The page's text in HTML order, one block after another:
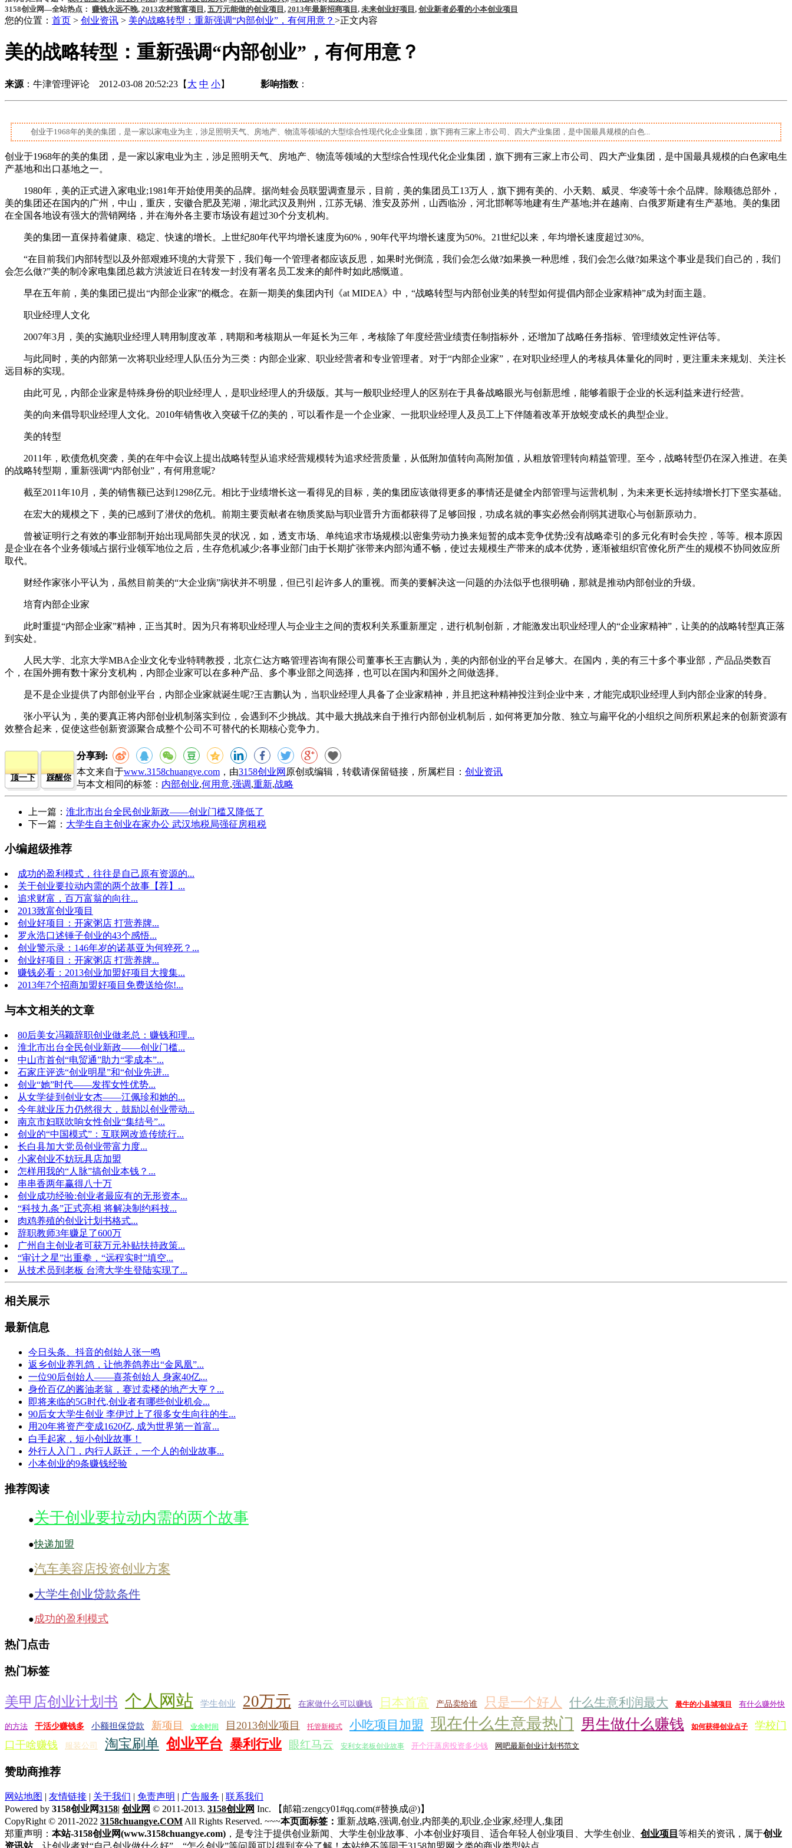
3158创业网—全站热点： 赚钱永远不晚, 2013农村致富项目 , 五万元能做的创业项目 , 2013年最新招商项目 , 未来创业好项目 , 创业新者必看的小本创业项目
您的位置： 首页 > 创业资讯 > 美的战略转型：重新强调“内部创业”，有何用意？ >正文内容
美的战略转型：重新强调“内部创业”，有何用意？
来源 ：牛津管理评论 2012-03-08 20:52:23【 大 中 小】 影响指数 ：
创业于1968年的美的集团，是一家以家电业为主，涉足照明天气、房地产、物流等领域的大型综合性现代化企业集团，旗下拥有三家上市公司、四大产业集团，是中国最具规模的白色...
创业于1968年的美的集团，是一家以家电业为主，涉足照明天气、房地产、物流等领域的大型综合性现代化企业集团，旗下拥有三家上市公司、四大产业集团，是中国最具规模的白色家电生
产基地和出口基地之一。
1980年，美的正式进入家电业;1981年开始使用美的品牌。据尚蛙会员联盟调查显示，目前，美的集团员工13万人，旗下拥有美的、小天鹅、威灵、华凌等十余个品牌。除顺德总部外，
美的集团还在国内的广州，中山，重庆，安徽合肥及芜湖，湖北武汉及荆州，江苏无锡、淮安及苏州，山西临汾，河北邯郸等地建有生产基地;并在越南、白俄罗斯建有生产基地。美的集团
在全国各地设有强大的营销网络，并在海外各主要市场设有超过30个分支机构。
美的集团一直保持着健康、稳定、快速的增长。上世纪80年代平均增长速度为60%，90年代平均增长速度为50%。21世纪以来，年均增长速度超过30%。
“在目前我们内部转型以及外部艰难环境的大背景下，我们每一个管理者都应该反思，如果时光倒流，我们会怎么做?如果换一种思维，我们会怎么做?如果这个事业是我们自己的，我们
会怎么做?”美的制冷家电集团总裁方洪波近日在转发一封没有署名员工发来的邮件时如此感慨道。
早在五年前，美的集团已提出“内部企业家”的概念。在新一期美的集团内刊《at MIDEA》中，“战略转型与内部创业美的转型如何提倡内部企业家精神”成为封面主题。
职业经理人文化
2007年3月，美的实施职业经理人聘用制度改革，聘期和考核期从一年延长为三年，考核除了年度经营业绩责任制指标外，还增加了战略任务指标、管理绩效定性评估等。
与此同时，美的内部第一次将职业经理人队伍分为三类：内部企业家、职业经营者和专业管理者。对于“内部企业家”，在对职业经理人的考核具体量化的同时，更注重未来规划、关注长
远目标的实现。
由此可见，内部企业家是特殊身份的职业经理人，是职业经理人的升级版。其与一般职业经理人的区别在于具备战略眼光与创新思维，能够着眼于企业的长远利益来进行经营。
美的向来倡导职业经理人文化。2010年销售收入突破千亿的美的，可以看作是一个企业家、一批职业经理人及员工上下伴随着改革开放蜕变成长的典型企业。
美的转型
2011年，欧债危机突袭，美的在年中会议上提出战略转型从追求经营规模转为追求经营质量，从低附加值转向高附加值，从粗放管理转向精益管理。至今，战略转型仍在深入推进。在美
的战略转型期，重新强调“内部创业”，有何用意呢?
截至2011年10月，美的销售额已达到1298亿元。相比于业绩增长这一看得见的目标，美的集团应该做得更多的事情还是健全内部管理与运营机制，为未来更长远持续增长打下坚实基础。
在宏大的规模之下，美的已感到了潜伏的危机。前期主要贡献者在物质奖励与职业晋升方面都获得了足够回报，功成名就的事实必然会削弱其进取心与创新原动力。
曾被证明行之有效的事业部制开始出现局部失灵的状况，如，透支市场、单纯追求市场规模;以密集劳动力换来短暂的成本竞争优势;没有战略牵引的多元化有时会失控，等等。根本原因
是企业在各个业务领域占据行业领军地位之后，生存危机减少;各事业部门由于长期扩张带来内部沟通不畅，使过去规模生产带来的成本优势，逐渐被组织官僚化所产生的规模不协同效应所
取代。
财经作家张小平认为，虽然目前美的“大企业病”病状并不明显，但已引起许多人的重视。而美的要解决这一问题的办法似乎也很明确，那就是推动内部创业的升级。
培育内部企业家
此时重提“内部企业家”精神，正当其时。因为只有将职业经理人与企业主之间的责权利关系重新厘定，进行机制创新，才能激发出职业经理人的“企业家精神”，让美的的战略转型真正落
到实处。
人民大学、北京大学MBA企业文化专业特聘教授，北京仁达方略管理咨询有限公司董事长王吉鹏认为，美的内部创业的平台足够大。在国内，美的有三十多个事业部，产品品类数百
个，在国外拥有数十家分支机构，内部企业家可以在多种产品、多个事业部之间选择，也可以在国内和国外之间做选择。
是不是企业提供了内部创业平台，内部企业家就诞生呢?王吉鹏认为，当职业经理人具备了企业家精神，并且把这种精神投注到企业中来，才能完成职业经理人到内部企业家的转身。
张小平认为，美的要真正将内部创业机制落实到位，会遇到不少挑战。其中最大挑战来自于推行内部创业机制后，如何将更加分散、独立与扁平化的小组织之间所积累起来的创新资源有
效整合起来，促使这些创新资源聚合成整个公司不可替代的长期核心竞争力。
顶一下 踩醒你
分享到:
本文来自于www.3158chuangye.com ，由3158创业网 原创或编辑，转载请保留链接，所属栏目： 创业资讯
与本文相同的标签： 内部创业,何用意,强调,重新,战略
上一篇： 淮北市出台全民创业新政——创业门槛又降低了
下一篇： 大学生自主创业在家办公 武汉地税局强征房租税
小编超级推荐
成功的盈利模式，往往是自己原有资源的...
关于创业要拉动内需的两个故事【荐】...
追求财富，百万富翁的向往...
2013致富创业项目
创业好项目：开家粥店 打营养牌...
罗永浩口述锤子创业的43个感悟...
创业警示录：146年岁的诺基亚为何猝死？...
创业好项目：开家粥店 打营养牌...
赚钱必看：2013创业加盟好项目大搜集...
2013年7个招商加盟好项目免费送给你!...
与本文相关的文章
80后美女冯颖辞职创业做老总：赚钱和理...
淮北市出台全民创业新政——创业门槛...
中山市首创“电贸通”助力“零成本”...
石家庄评选“创业明星”和“创业先进...
创业“她”时代——发挥女性优势...
从女学徒到创业女杰——江佩珍和她的...
今年就业压力仍然很大，鼓励以创业带动...
南京市妇联吹响女性创业“集结号”...
创业的“中国模式”：互联网改造传统行...
长白县加大党员创业带富力度...
小家创业不妨玩具店加盟
怎样用我的“人脉”搞创业本钱？...
串串香两年赢得八十万
创业成功经验:创业者最应有的无形资本...
“科技九条”正式亮相 将解决制约科技...
肉鸡养殖的创业计划书格式...
辞职教师3年赚足了600万
广州自主创业者可获万元补贴扶持政策...
“审计之星”出重拳，“远程实时”填空...
从技术员到老板 台湾大学生登陆实现了...
相关展示
最新信息
今日头条、抖音的创始人张一鸣
返乡创业养乳鸽，让他养鸽养出“金凤凰”...
一位90后创始人——喜茶创始人 身家40亿...
身价百亿的酱油老翁，赛过卖楼的地产大亨？...
即将来临的5G时代,创业者有哪些创业机会...
90后女大学生创业 李伊过上了很多女生向往的生...
用20年将资产变成1620亿, 成为世界第一首富...
白手起家，短小创业故事！
外行人入门，内行人跃迁，一个人的创业故事...
小本创业的9条赚钱经验
推荐阅读
●关于创业要拉动内需的两个故事
●快递加盟
●汽车美容店投资创业方案
●大学生创业贷款条件
●成功的盈利模式
热门点击
热门标签
美甲店创业计划书 个人网站 学生创业 20万元 在家做什么可以赚钱 日本首富 产品卖给谁 只是一个好人 什么生意利润最大 最牛的小县城项目 有什么赚外快
的方法 干活少赚钱多 小额担保贷款 新项目 业余时间 目2013创业项目 托管新模式 小吃项目加盟 现在什么生意最热门 男生做什么赚钱 如何获得创业点子
学校门
口干啥赚钱
服装公司 淘宝刷单 创业平台 暴利行业 眼红马云 安利女老板创业故事 开个汗蒸房投资多少钱 网吧最新创业计划书范文
赞助商推荐
网站地图 | 友情链接 | 关于我们 | 免责声明 | 广告服务 | 联系我们
Powered by 3158创业网3158| 创业网 © 2011-2013. 3158创业网 Inc.
【邮箱:zengcy01#qq.com(#替换成@)】
CopyRight © 2011-2022 3158chuangye.COM All Rights Reserved. ~~~本页面标签： 重新,战略,强调,创业,内部美的,职业,企业家,经理人,集团
郑重声明： 本站-3158创业网(www.3158chuangye.com) ，是专注于提供创业新闻、大学生创业故事、小本创业好项目、适合年轻人创业项目、大学生创业、 创业项目 等相关的资讯，属于创业
资讯站，让创业者对“自己创业做什么好”、“怎么创业”等问题可以得到充分了解！本站绝不等同于3158加盟网之类的商业类型站点。